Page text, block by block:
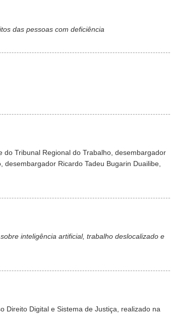
das pessoas com deficiência
Tribunal Regional do Trabalho, desembargador
Ricardo Tadeu Bugarin Duailibe,
inteligência artificial, trabalho deslocalizado e
Direito Digital e Sistema de Justiça, realizado na